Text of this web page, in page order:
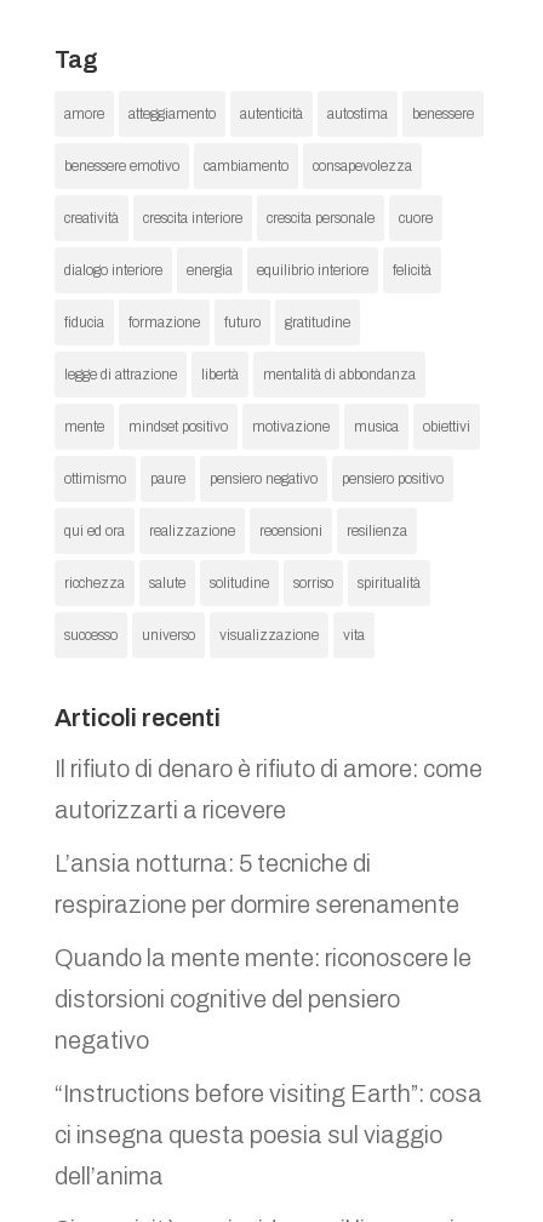
Tag
amore atteggiamento autenticità autostima benessere
benessere emotivo cambiamento consapevolezza
creatività crescita interiore crescita personale cuore
dialogo interiore energia equilibrio interiore felicità
fiducia formazione futuro gratitudine
legge di attrazione libertà mentalità di abbondanza
mente mindset positivo motivazione musica obiettivi
ottimismo paure pensiero negativo pensiero positivo
qui ed ora realizzazione recensioni resilienza
ricchezza salute solitudine sorriso spiritualità
successo universo visualizzazione vita
Articoli recenti
Il rifiuto di denaro è rifiuto di amore: come
autorizzarti a ricevere
L’ansia notturna: 5 tecniche di
respirazione per dormire serenamente
Quando la mente mente: riconoscere le
distorsioni cognitive del pensiero
negativo
“Instructions before visiting Earth”: cosa
ci insegna questa poesia sul viaggio
dell’anima